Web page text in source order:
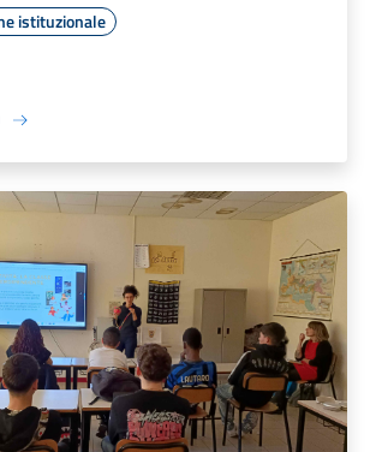
istituzionale